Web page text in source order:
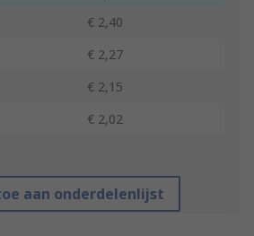
€ 2,40
€ 2,27
€ 2,15
€ 2,02
aan onderdelenlijst